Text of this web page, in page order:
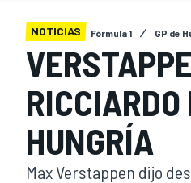
INDYCAR
NOTICIAS Fórmula 1 GP de
HUNGRÍA
Max Verstappen dijo